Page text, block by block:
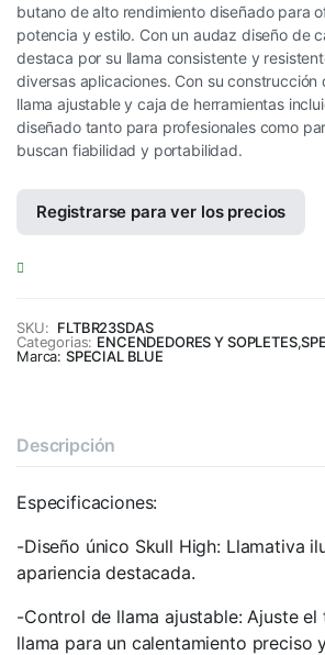
butano de alto rendimiento diseñado para
potencia y estilo. Con un audaz diseño de
destaca por su llama consistente y
diversas aplicaciones. Con su
llama ajustable y caja de herramientas
diseñado tanto para profesionales como
buscan fiabilidad y portabilidad.
Registrarse para ver los precios
SKU: FLTBR23SDAS
Categorias: ENCENDEDORES Y SOPLETES,
Marca: SPECIAL BLUE
Descripción
Especificaciones:
-Diseño único Skull High: Llamativa
apariencia destacada.
-Control de llama ajustable: Ajuste el
llama para un calentamiento preciso